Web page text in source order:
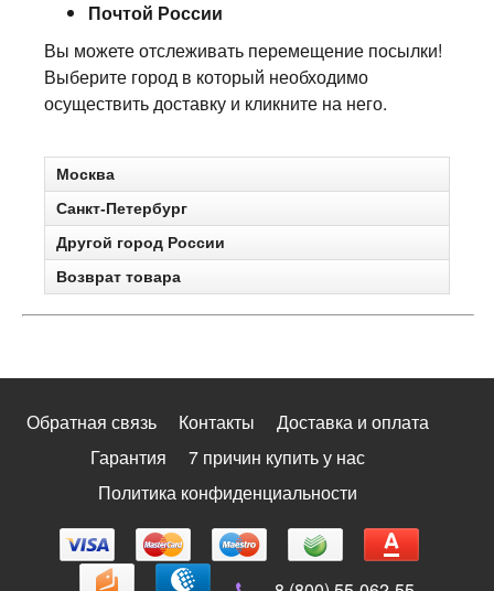
Почтой России
Вы можете отслеживать перемещение посылки!
Выберите город в который необходимо
осуществить доставку и кликните на него.
Москва
Санкт-Петербург
Другой город России
Возврат товара
Обратная связь Контакты
Доставка и оплата
Гарантия
7 причин купить у нас
Политика конфиденциальности